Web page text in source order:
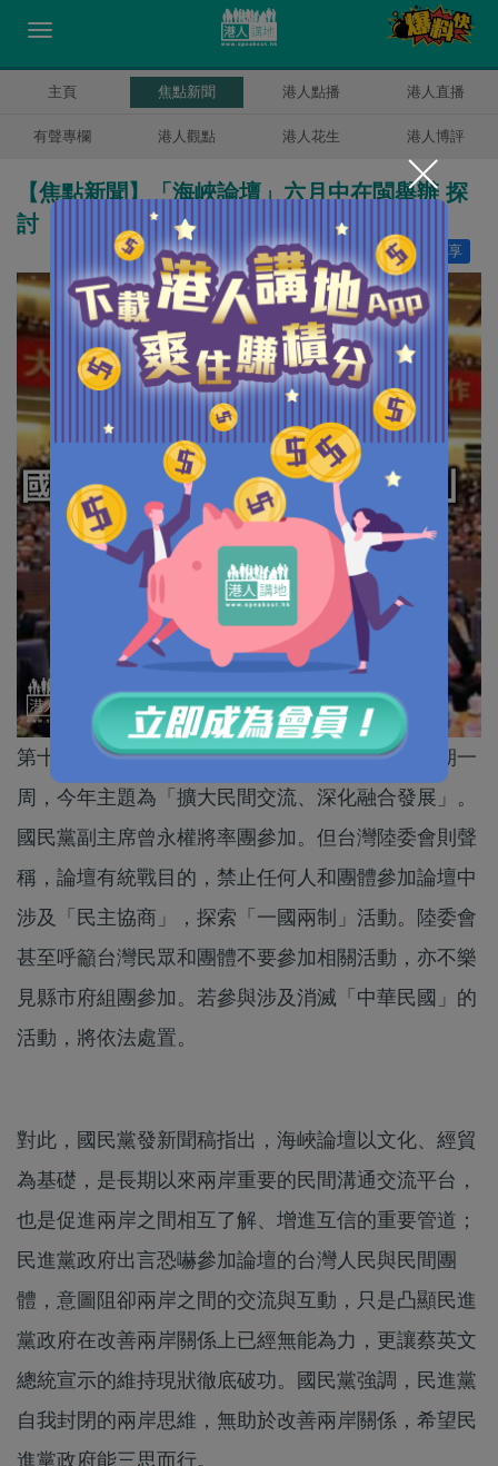
主頁 焦點新聞 港人點播 港人直播
有聲專欄 港人觀點 港人花生 港人博評
【焦點新聞】「海峽論壇」六月中在閩舉辦 探
討「深化融合」
分享
讚好 0
第十一屆「海峽論壇」六月中在福建省舉辦，為期一
周，今年主題為「擴大民間交流、深化融合發展」。
國民黨副主席曾永權將率團參加。但台灣陸委會則聲
稱，論壇有統戰目的，禁止任何人和團體參加論壇中
涉及「民主協商」，探索「一國兩制」活動。陸委會
甚至呼籲台灣民眾和團體不要參加相關活動，亦不樂
見縣市府組團參加。若參與涉及消滅「中華民國」的
活動，將依法處置。
對此，國民黨發新聞稿指出，海峽論壇以文化、經貿
為基礎，是長期以來兩岸重要的民間溝通交流平台，
也是促進兩岸之間相互了解、增進互信的重要管道；
民進黨政府出言恐嚇參加論壇的台灣人民與民間團
體，意圖阻卻兩岸之間的交流與互動，只是凸顯民進
黨政府在改善兩岸關係上已經無能為力，更讓蔡英文
總統宣示的維持現狀徹底破功。國民黨強調，民進黨
自我封閉的兩岸思維，無助於改善兩岸關係，希望民
進黨政府能三思而行。